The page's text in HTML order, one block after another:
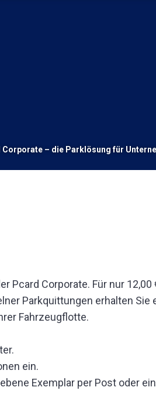
Corporate – die Parklösung für
Pcard Corporate. Für nur
Parkquittungen erhalten
Fahrzeugflotte.
ein.
Exemplar per Post oder